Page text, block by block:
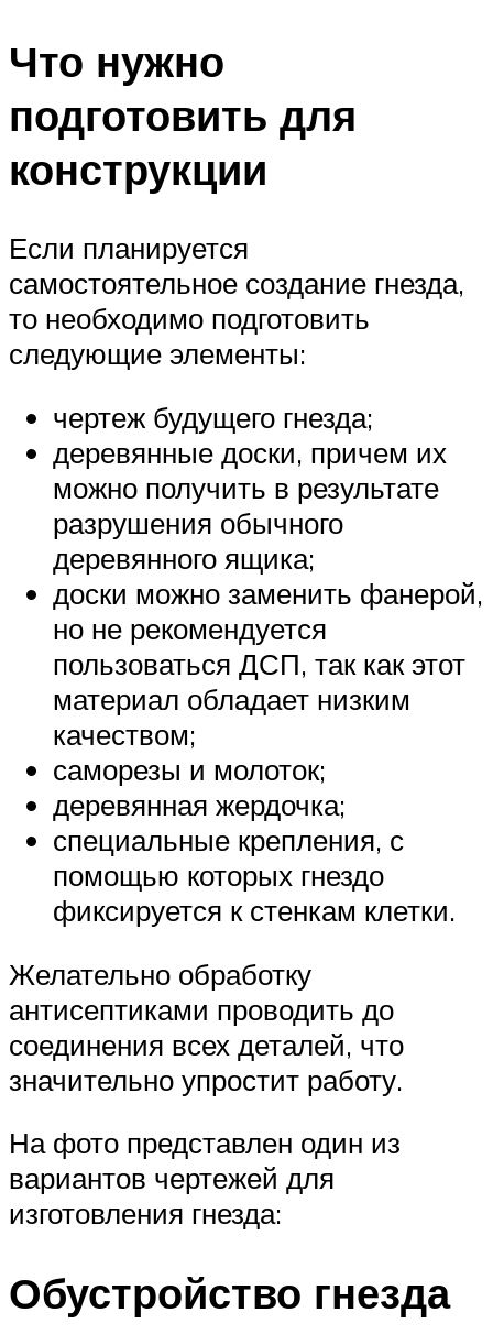
Что нужно
подготовить для
конструкции
Если планируется
самостоятельное создание гнезда,
то необходимо подготовить
следующие элементы:
чертеж будущего гнезда;
деревянные доски, причем их
можно получить в результате
разрушения обычного
деревянного ящика;
доски можно заменить фанерой,
но не рекомендуется
пользоваться ДСП, так как этот
материал обладает низким
качеством;
саморезы и молоток;
деревянная жердочка;
специальные крепления, с
помощью которых гнездо
фиксируется к стенкам клетки.
Желательно обработку
антисептиками проводить до
соединения всех деталей, что
значительно упростит работу.
На фото представлен один из
вариантов чертежей для
изготовления гнезда:
Обустройство гнезда